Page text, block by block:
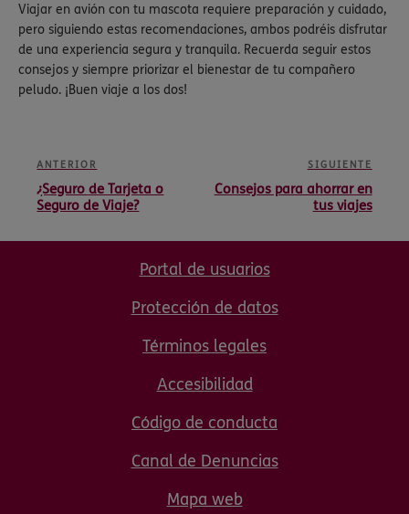
Viajar en avión con tu mascota requiere preparación y cuidado,
pero siguiendo estas recomendaciones, ambos podréis disfrutar
de una experiencia segura y tranquila. Recuerda seguir estos
consejos y siempre priorizar el bienestar de tu compañero
peludo. ¡Buen viaje a los dos!
ANTERIOR
¿Seguro de Tarjeta o
Seguro de Viaje?
SIGUIENTE
Consejos para ahorrar en
tus viajes
Portal de usuarios
Protección de datos
Términos legales
Accesibilidad
Código de conducta
Canal de Denuncias
Mapa web